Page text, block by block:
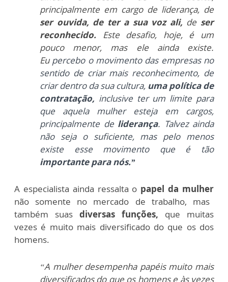
principalmente em cargo de liderança, de
ser ouvida, de ter a sua voz ali, de ser
reconhecido. Este desafio, hoje, é um
pouco menor, mas ele ainda existe.
Eu percebo o movimento das empresas no
sentido de criar mais reconhecimento, de
criar dentro da sua cultura, uma política de
contratação, inclusive ter um limite para
que aquela mulher esteja em cargos,
principalmente de liderança. Talvez ainda
não seja o suficiente, mas pelo menos
existe esse movimento que é tão
importante para nós.”
A especialista ainda ressalta o papel da mulher
não somente no mercado de trabalho, mas
também suas diversas funções, que muitas
vezes é muito mais diversificado do que os dos
homens.
“A mulher desempenha papéis muito mais
diversificados do que os homens e às vezes